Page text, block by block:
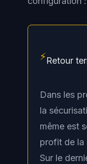
⚡Retour
Dans les
la
même est
profit de la
Sur le